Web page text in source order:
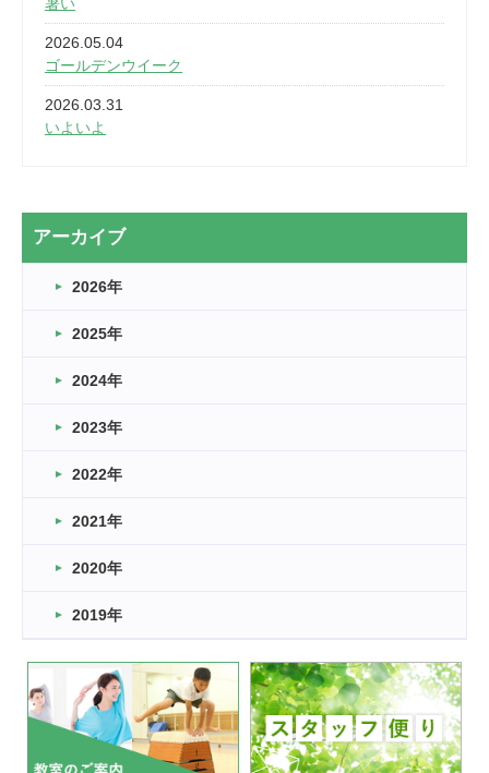
暑い
2026.05.04
ゴールデンウイーク
2026.03.31
いよいよ
2026.03.20
なぎなた
2026.03.16
車いすバスケとRくんのお話
2026.03.14
卒業・卒園の季節★
2026.03.11
緑ケ丘体育館
2022.11.03
緑ケ丘体育館
いたっぼーる大会☆彡
緑ケ丘体育館
2022.07.03
市内総合体育大会が開始
アーカイブ
2026年
2025年
2024年
2023年
2022年
2021年
2020年
2019年